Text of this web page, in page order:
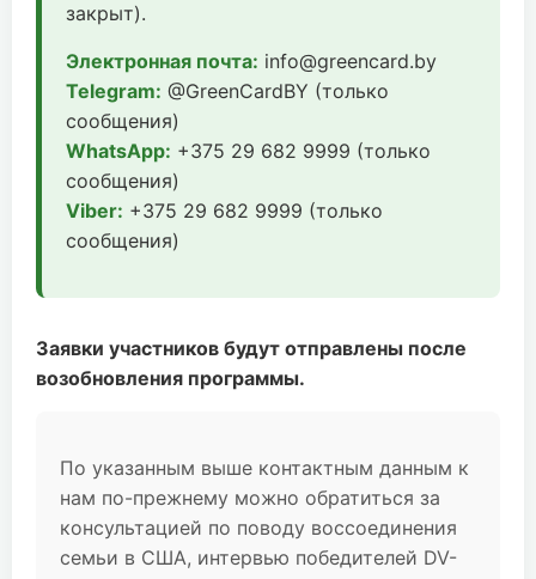
закрыт).
Электронная почта: info@greencard.by
Telegram: @GreenCardBY (только
сообщения)
WhatsApp: +375 29 682 9999 (только
сообщения)
Viber: +375 29 682 9999 (только
сообщения)
Заявки участников будут отправлены после
возобновления программы.
По указанным выше контактным данным к
нам по-прежнему можно обратиться за
консультацией по поводу воссоединения
семьи в США, интервью победителей DV-